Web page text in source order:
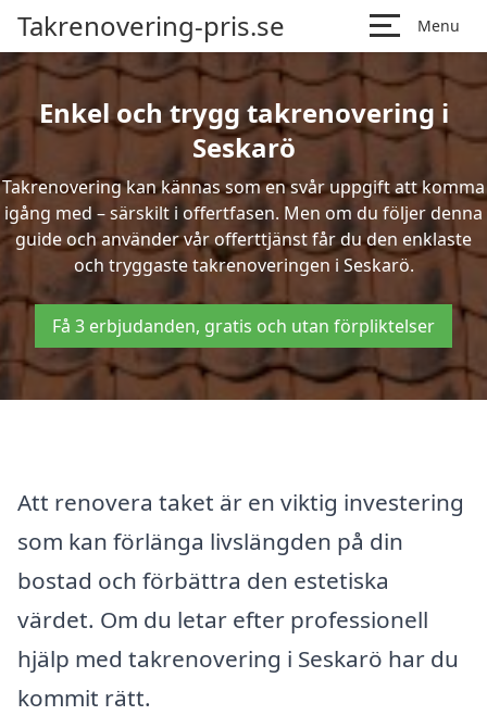
Takrenovering-pris.se Menu
Enkel och trygg takrenovering i
Seskarö
Takrenovering kan kännas som en svår uppgift att komma
igång med – särskilt i offertfasen. Men om du följer denna
guide och använder vår offerttjänst får du den enklaste
och tryggaste takrenoveringen i Seskarö.
Få 3 erbjudanden, gratis och utan förpliktelser
Att renovera taket är en viktig investering
som kan förlänga livslängden på din
bostad och förbättra den estetiska
värdet. Om du letar efter professionell
hjälp med takrenovering i Seskarö har du
kommit rätt.